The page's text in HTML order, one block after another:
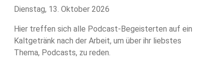
Dienstag, 13. Oktober 2026
Hier treffen sich alle Podcast-Begeisterten auf ein
Kaltgetränk nach der Arbeit, um über ihr liebstes
Thema, Podcasts, zu reden.